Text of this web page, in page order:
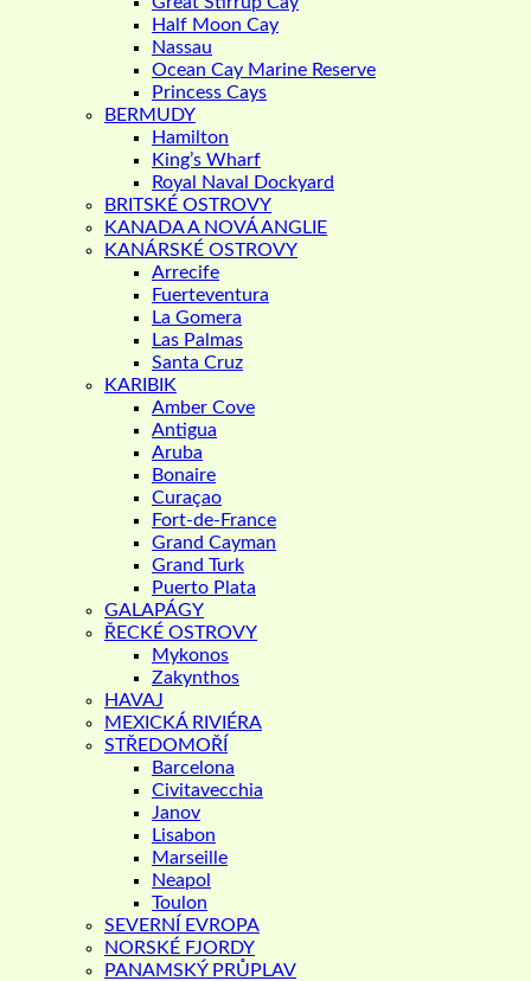
Half Moon Cay
Nassau
Ocean Cay Marine Reserve
Princess Cays
BERMUDY
Hamilton
King’s Wharf
Royal Naval Dockyard
BRITSKÉ OSTROVY
KANADA A NOVÁ ANGLIE
KANÁRSKÉ OSTROVY
Arrecife
Fuerteventura
La Gomera
Las Palmas
Santa Cruz
KARIBIK
Amber Cove
Antigua
Aruba
Bonaire
Curaçao
Fort-de-France
Grand Cayman
Grand Turk
Puerto Plata
GALAPÁGY
ŘECKÉ OSTROVY
Mykonos
Zakynthos
HAVAJ
MEXICKÁ RIVIÉRA
STŘEDOMOŘÍ
Barcelona
Civitavecchia
Janov
Lisabon
Marseille
Neapol
Toulon
SEVERNÍ EVROPA
NORSKÉ FJORDY
PANAMSKÝ PRŮPLAV